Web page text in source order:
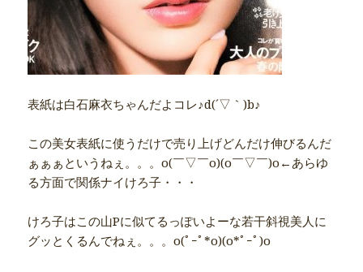
表紙は白石麻衣ちゃんだよコレ♪d(´▽｀)b♪
この美女表紙に使うだけで売り上げどんだけ伸びるんだ
ぁぁぁというねぇ。。。o(￣▽￣o)(o￣▽￣)o←あらゆ
る方面で関係ナイけろ子・・・
けろ子はこの山Pに似てるっぽいよーな若干斜視美人に
グッとくるんでねぇ。。。o(ﾟｰﾟ*o)(o*ﾟｰﾟ)o